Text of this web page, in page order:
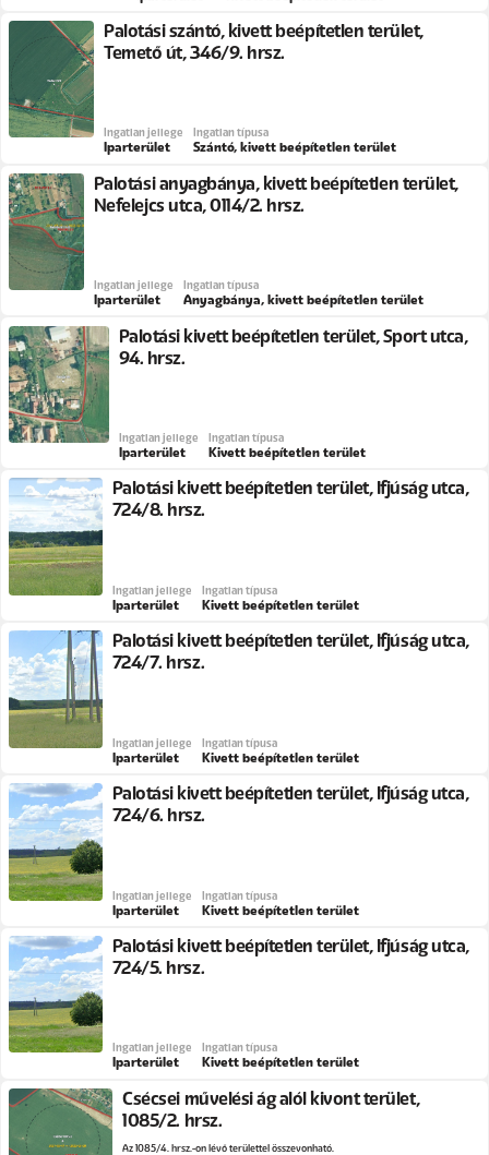
Palotási szántó, kivett beépítetlen terület,
Temető út, 346/9. hrsz.
Ingatlan jellege
Iparterület
Ingatlan típusa
Szántó, kivett beépítetlen terület
Palotási anyagbánya, kivett beépítetlen terület,
Nefelejcs utca, 0114/2. hrsz.
Ingatlan jellege
Iparterület
Ingatlan típusa
Anyagbánya, kivett beépítetlen terület
Palotási kivett beépítetlen terület, Sport utca,
94. hrsz.
Ingatlan jellege
Iparterület
Ingatlan típusa
Kivett beépítetlen terület
Palotási kivett beépítetlen terület, Ifjúság utca,
724/8. hrsz.
Ingatlan jellege
Iparterület
Ingatlan típusa
Kivett beépítetlen terület
Palotási kivett beépítetlen terület, Ifjúság utca,
724/7. hrsz.
Ingatlan jellege
Iparterület
Ingatlan típusa
Kivett beépítetlen terület
Palotási kivett beépítetlen terület, Ifjúság utca,
724/6. hrsz.
Ingatlan jellege
Iparterület
Ingatlan típusa
Kivett beépítetlen terület
Palotási kivett beépítetlen terület, Ifjúság utca,
724/5. hrsz.
Ingatlan jellege
Iparterület
Ingatlan típusa
Kivett beépítetlen terület
Csécsei művelési ág alól kivont terület,
1085/2. hrsz.
Az 1085/4. hrsz.-on lévő területtel összevonható.